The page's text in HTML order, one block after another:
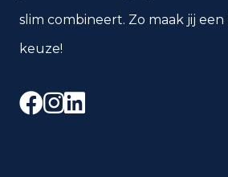
slim combineert. Zo maak jij
keuze!
Facebook
Instagram
LinkedIn